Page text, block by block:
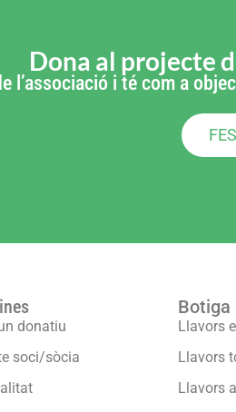
Dona al projecte
l’associació i té com a
donatiu
soci/sòcia
Botiga
Llavors
Llavors
Llavors